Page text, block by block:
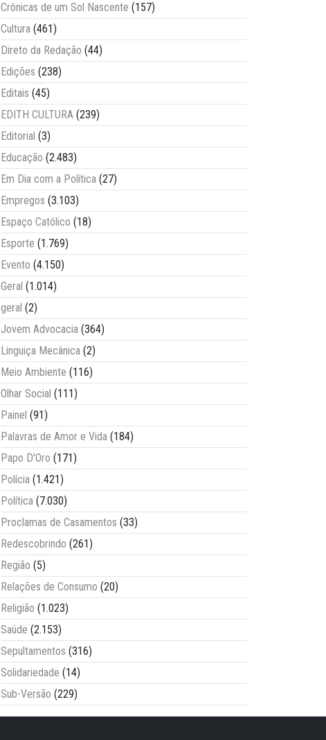
Crônicas de um Sol Nascente (157)
Cultura (461)
Direto da Redação (44)
Edições (238)
Editais (45)
EDITH CULTURA (239)
Editorial (3)
Educação (2.483)
Em Dia com a Política (27)
Empregos (3.103)
Espaço Católico (18)
Esporte (1.769)
Evento (4.150)
Geral (1.014)
geral (2)
Jovem Advocacia (364)
Linguiça Mecânica (2)
Meio Ambiente (116)
Olhar Social (111)
Painel (91)
Palavras de Amor e Vida (184)
Papo D'Oro (171)
Polícia (1.421)
Política (7.030)
Proclamas de Casamentos (33)
Redescobrindo (261)
Região (5)
Relações de Consumo (20)
Religião (1.023)
Saúde (2.153)
Sepultamentos (316)
Solidariedade (14)
Sub-Versão (229)